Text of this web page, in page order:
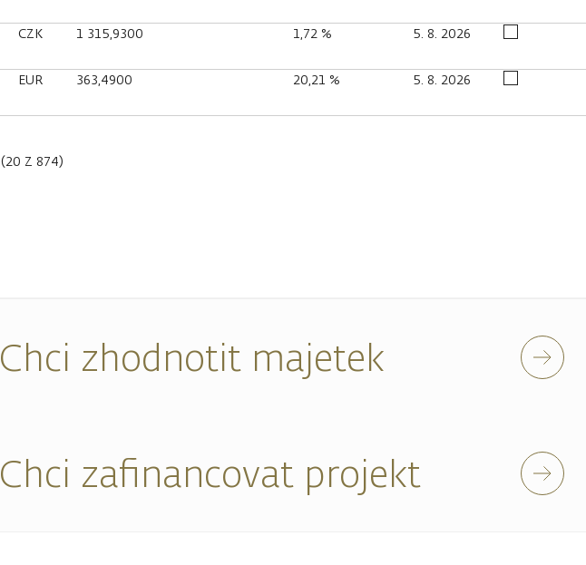
CZK 1 315,9300 1,72 % 5. 8. 2026
EUR 363,4900 20,21 % 5. 8. 2026
(20 Z 874)
Chci zhodnotit majetek
Chci zafinancovat projekt